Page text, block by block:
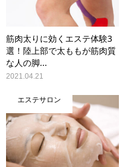
筋肉太りに効くエステ体験3
選！陸上部で太ももが筋肉質
な人の脚...
2021.04.21
エステサロン